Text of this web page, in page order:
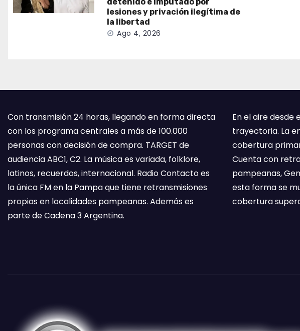
lesiones y privación ilegítima de
la libertad
Ago 4, 2026
Con transmisión 24 horas, llegando en forma directa
con los programa centrales a más de 100.000
personas con decisión de compra. TARGET de
audiencia ABC1, C2. La música es variada, folklore,
latinos, recuerdos, internacional. Radio Contacto es
la única FM en la Pampa que tiene retransmisiones
propias en localidades pampeanas. Además es
parte de Cadena 3 Argentina.
En el aire desde
trayectoria. La
cobertura
Cuenta con
pampeanas,
esta forma se
cobertura